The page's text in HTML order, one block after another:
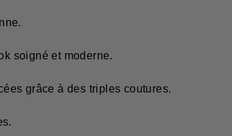
soigné et moderne.
grâce à des triples coutures.